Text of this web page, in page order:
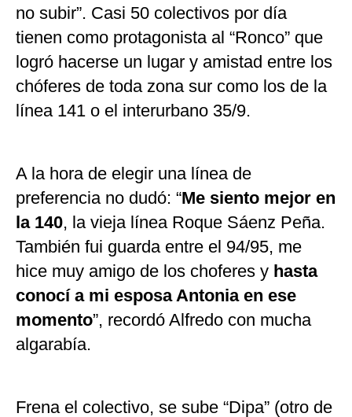
no subir”. Casi 50 colectivos por día
tienen como protagonista al “Ronco” que
logró hacerse un lugar y amistad entre los
chóferes de toda zona sur como los de la
línea 141 o el interurbano 35/9.
A la hora de elegir una línea de
preferencia no dudó: “Me siento mejor en
la 140, la vieja línea Roque Sáenz Peña.
También fui guarda entre el 94/95, me
hice muy amigo de los choferes y hasta
conocí a mi esposa Antonia en ese
momento”, recordó Alfredo con mucha
algarabía.
Frena el colectivo, se sube “Dipa” (otro de